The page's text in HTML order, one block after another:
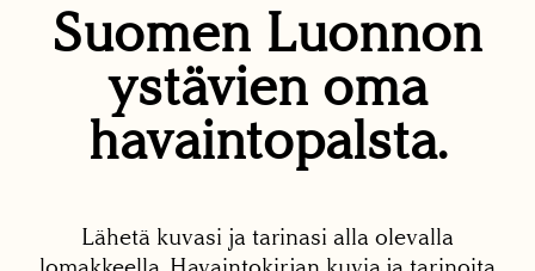
Suomen Luonnon
ystävien oma
havaintopalsta.
Lähetä kuvasi ja tarinasi alla olevalla